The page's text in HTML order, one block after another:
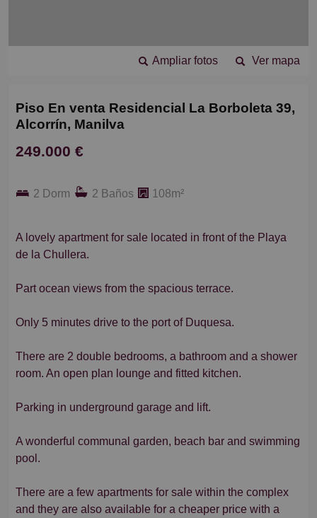
Ver mapa
Ampliar fotos
Piso En venta Residencial La Borboleta 39,
Alcorrín, Manilva
249.000 €
2 Dorm 2 Baños 108m²
A lovely apartment for sale located in front of the Playa
de la Chullera.
Part ocean views from the spacious terrace.
Only 5 minutes drive to the port of Duquesa.
There are 2 double bedrooms, a bathroom and a shower
room. An open plan lounge and fitted kitchen.
Parking in underground garage and lift.
A wonderful communal garden, beach bar and swimming
pool.
There are a few apartments for sale within the complex
and they are also available for a cheaper price with a